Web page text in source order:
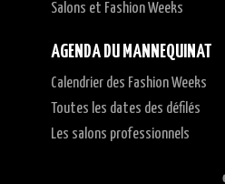
Salons et Fashion Weeks
AGENDA DU MANNEQUINAT
Calendrier des Fashion Weeks
Toutes les dates des défilés
Les salons professionnels